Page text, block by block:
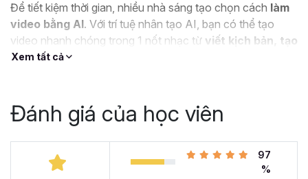
Để tiết kiệm thời gian, nhiều nhà sáng tạo chọn cách làm
video bằng AI. Với trí tuệ nhân tạo AI, bạn có thể tạo
video nhanh chóng trong 1 nốt nhạc từ viết kịch bản, tạo
hình ảnh, video công nghệ AI,
khóa họcTuyệt đỉnh sản xuất Video bằng công nghệ
dành cho người mới bắt đầu.
Xem tất cả
Đánh giá của học viên
97
%